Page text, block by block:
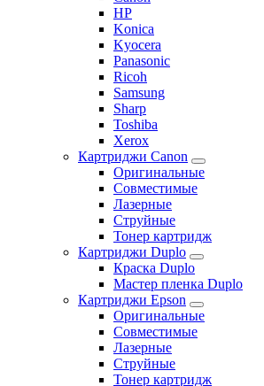
HP
Konica
Kyocera
Panasonic
Ricoh
Samsung
Sharp
Toshiba
Xerox
Картриджи Canon
Оригинальные
Совместимые
Лазерные
Струйные
Тонер картридж
Картриджи Duplo
Краска Duplo
Мастер пленка Duplo
Картриджи Epson
Оригинальные
Совместимые
Лазерные
Струйные
Тонер картридж